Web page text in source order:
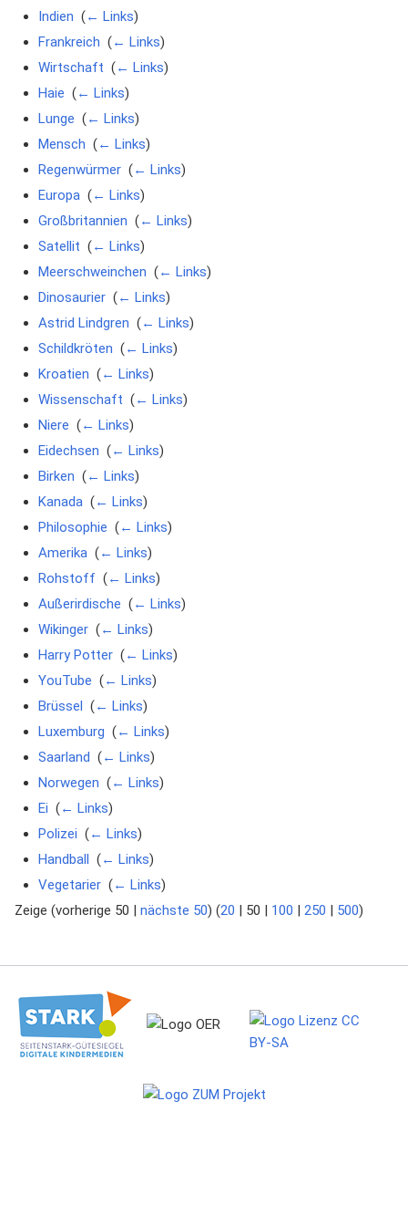
Indien (← Links)
Frankreich (← Links)
Wirtschaft (← Links)
Haie (← Links)
Lunge (← Links)
Mensch (← Links)
Regenwürmer‎ (← Links)
Europa‎ (← Links)
Großbritannien (← Links)
Satellit (← Links)
Meerschweinchen (← Links)
Dinosaurier‎ (← Links)
Astrid Lindgren (← Links)
Schildkröten (← Links)
Kroatien (← Links)
Wissenschaft (← Links)
Niere (← Links)
Eidechsen (← Links)
Birken (← Links)
Kanada‎ (← Links)
Philosophie (← Links)
Amerika‎ (← Links)
Rohstoff (← Links)
Außerirdische (← Links)
Wikinger‎ (← Links)
Harry Potter‎ (← Links)
YouTube (← Links)
Brüssel (← Links)
Luxemburg (← Links)
Saarland (← Links)
Norwegen (← Links)
Ei (← Links)
Polizei (← Links)
Handball (← Links)
Vegetarier‎ (← Links)
Zeige (vorherige 50 | nächste 50) (20 | 50 | 100 | 250 | 500)